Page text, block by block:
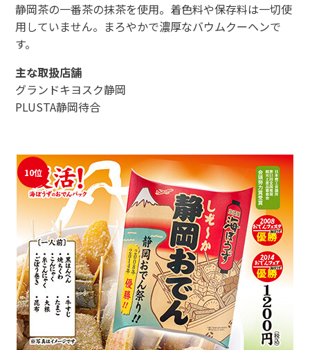
静岡茶の一番茶の抹茶を使用。着色料や保存料は一切使
用していません。まろやかで濃厚なバウムクーヘンで
す。
主な取扱店舗
グランドキヨスク静岡
PLUSTA静岡待合
10位